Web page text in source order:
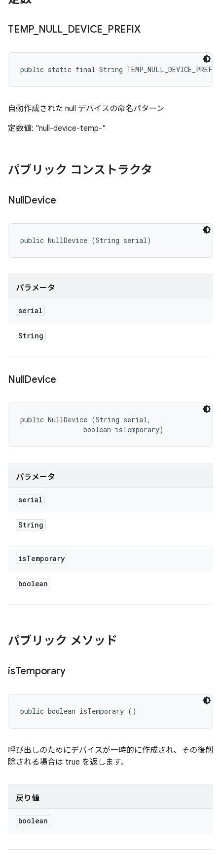
TEMP_ NULL_ DEVICE PREFIX
public static final String TEMP_NULL_DEVICE_PREFIX
自動作成された null デバイスの命名パターン
定数値: "null-device-temp-"
パブリック コンストラクタ
NullDevice
public NullDevice (String serial)
パラメータ
serial
String
NullDevice
public NullDevice (String serial,
                boolean isTemporary)
パラメータ
serial
String
isTemporary
boolean
パブリック メソッド
isTemporary
public boolean isTemporary ()
呼び出しのためにデバイスが一時的に作成され、その後削
除される場合は true を返します。
戻り値
boolean